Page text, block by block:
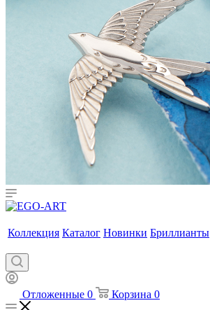
Коллекция Каталог Новинки Бриллианты
Отложенные 0 Корзина 0